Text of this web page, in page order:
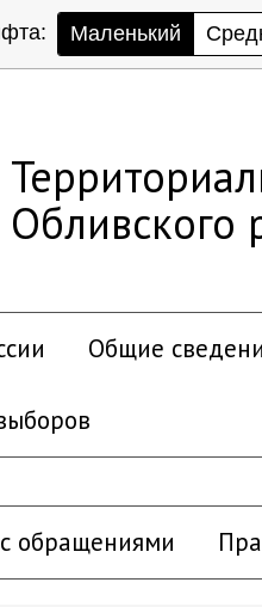
Маленький
Обливского
Общие
обращениями